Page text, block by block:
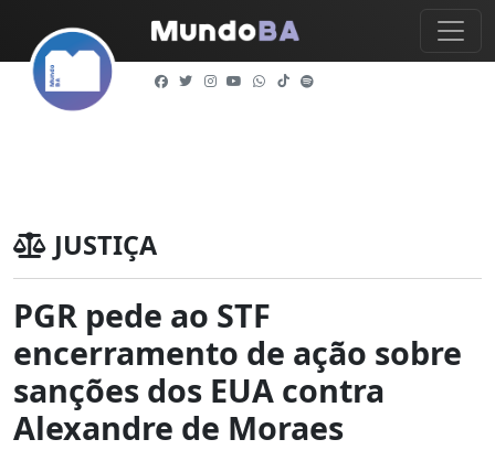
JUSTIÇA
PGR pede ao STF
encerramento de ação sobre
sanções dos EUA contra
Alexandre de Moraes